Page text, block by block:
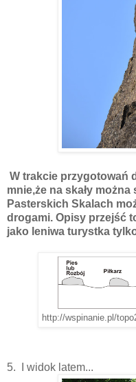
W trakcie przygotowań
mnie,że na skały
Pasterskich Skalach
drogami. Opisy przejść
jako leniwa turystka
http://wspinanie.pl/
5. I widok latem...